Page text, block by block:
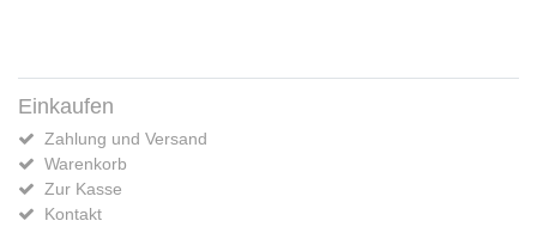
Einkaufen
Zahlung und Versand
Warenkorb
Zur Kasse
Kontakt